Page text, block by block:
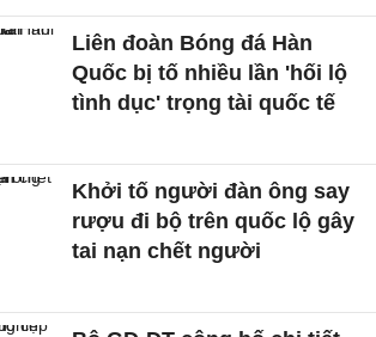
Liên đoàn Bóng đá Hàn
Quốc bị tố nhiều lần 'hối lộ
tình dục' trọng tài quốc tế
Khởi tố người đàn ông say
rượu đi bộ trên quốc lộ gây
tai nạn chết người